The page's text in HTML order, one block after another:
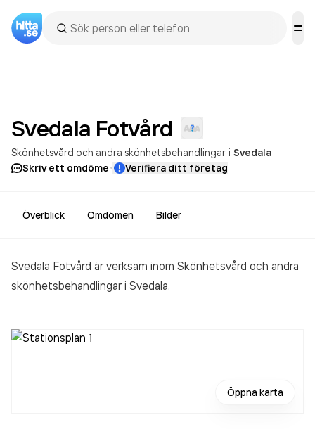
Svedala Fotvård
Skönhetsvård och andra skönhetsbehandlingar i Svedala
Skriv ett omdöme· Verifiera ditt företag
Överblick Omdömen Bilder
Svedala Fotvård är verksam inom Skönhetsvård och andra
skönhetsbehandlingari Svedala.
Öppna karta